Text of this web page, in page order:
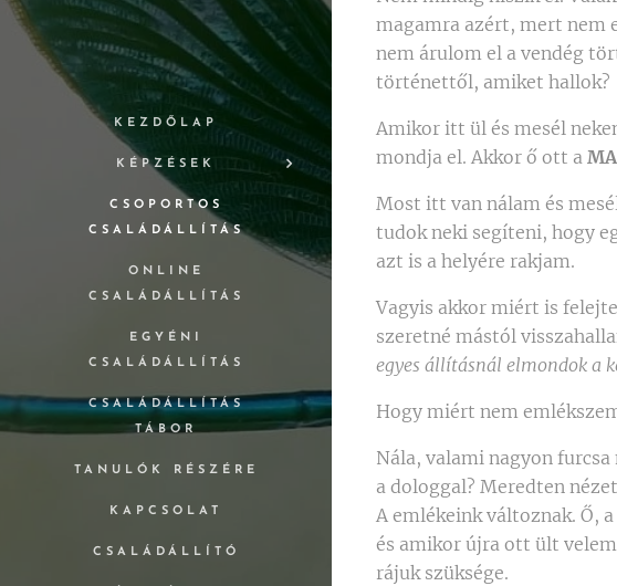
KEZDŐLAP
KÉPZÉSEK
CSOPORTOS
CSALÁDÁLLÍTÁS
ONLINE
CSALÁDÁLLÍTÁS
EGYÉNI
CSALÁDÁLLÍTÁS
CSALÁDÁLLÍTÁS
TÁBOR
TANULÓK RÉSZÉRE
KAPCSOLAT
CSALÁDÁLLÍTÓ
magamra azért, mert nem
nem árulom el a vendég
történettől, amiket hallok?
Amikor itt ül és mesél
mondja el. Akkor ő ott a MA
Most itt van nálam és
tudok neki segíteni, hogy
azt is a helyére rakjam.
Vagyis akkor miért is
szeretné mástól
egyes állításnál elmondok a
Hogy miért nem
Nála, valami nagyon
a dologgal? Meredten
A emlékeink változnak. Ő,
és amikor újra ott ült
rájuk szüksége.